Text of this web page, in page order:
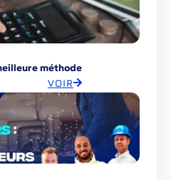
méthode
VOIR